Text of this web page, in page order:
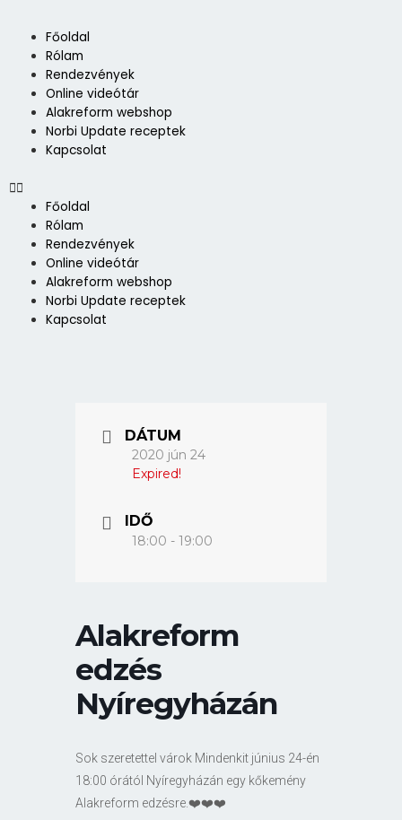
content
Főoldal
Rólam
Rendezvények
Online videótár
Alakreform webshop
Norbi Update receptek
Kapcsolat
Menü
Főoldal
Rólam
Rendezvények
Online videótár
Alakreform webshop
Norbi Update receptek
Kapcsolat
DÁTUM
2020 jún 24
Expired!
IDŐ
18:00 - 19:00
Alakreform
edzés
Nyíregyházán
Sok szeretettel várok Mindenkit június 24-én
18:00 órától Nyíregyházán egy kőkemény
Alakreform edzésre.❤️❤️❤️